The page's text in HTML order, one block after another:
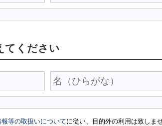
てください
等の取扱いについてに従い、目的外の利用は致しま